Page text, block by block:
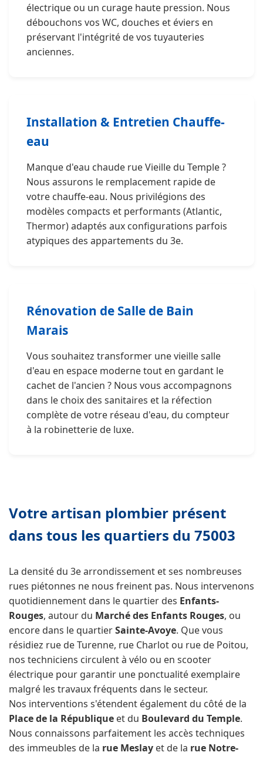
électrique ou un curage haute pression. Nous
débouchons vos WC, douches et éviers en
préservant l'intégrité de vos tuyauteries
anciennes.
Installation & Entretien Chauffe-
eau
Manque d'eau chaude rue Vieille du Temple ?
Nous assurons le remplacement rapide de
votre chauffe-eau. Nous privilégions des
modèles compacts et performants (Atlantic,
Thermor) adaptés aux configurations parfois
atypiques des appartements du 3e.
Rénovation de Salle de Bain
Marais
Vous souhaitez transformer une vieille salle
d'eau en espace moderne tout en gardant le
cachet de l'ancien ? Nous vous accompagnons
dans le choix des sanitaires et la réfection
complète de votre réseau d'eau, du compteur
à la robinetterie de luxe.
Votre artisan plombier présent
dans tous les quartiers du 75003
La densité du 3e arrondissement et ses nombreuses
rues piétonnes ne nous freinent pas. Nous intervenons
quotidiennement dans le quartier des Enfants-
Rouges, autour du Marché des Enfants Rouges, ou
encore dans le quartierSainte-Avoye. Que vous
résidiez rue de Turenne, rue Charlot ou rue de Poitou,
nos techniciens circulent à vélo ou en scooter
électrique pour garantir une ponctualité exemplaire
malgré les travaux fréquents dans le secteur.
Nos interventions s'étendent également du côté de la
Place de la République et du Boulevard du Temple.
Nous connaissons parfaitement les accès techniques
des immeubles de la rue Meslay et de la rue Notre-